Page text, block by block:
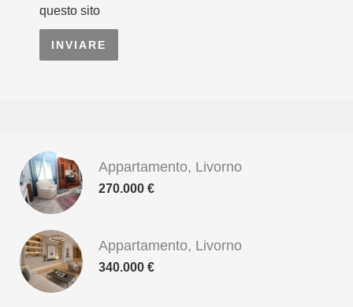
questo sito
INVIARE
Appartamento, Livorno
270.000 €
Appartamento, Livorno
340.000 €